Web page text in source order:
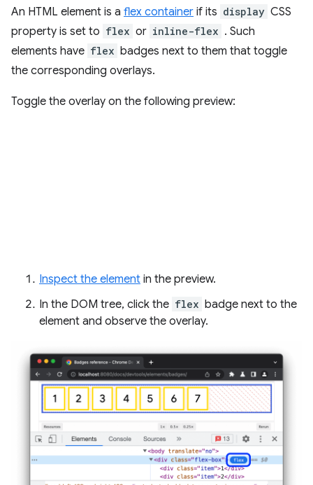
An HTML element is a flex container if its display CSS
property is set to flex or inline-flex . Such
elements have flex badges next to them that toggle
the corresponding overlays.
Toggle the overlay on the following preview:
Inspect the element in the preview.
In the DOM tree, click the flex badge next to the
element and observe the overlay.